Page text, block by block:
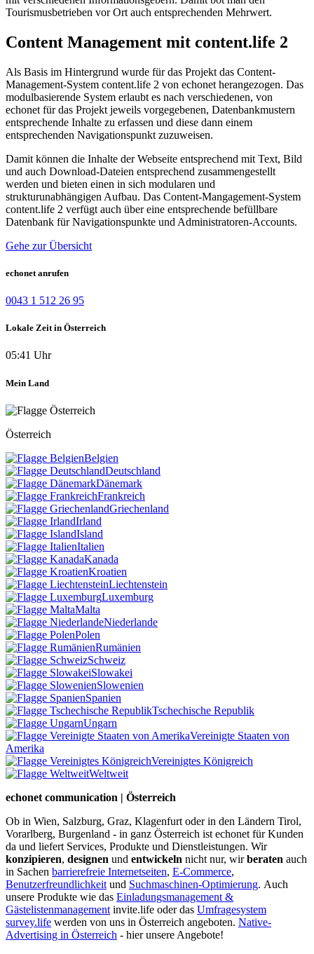
Tourismusbetrieben vor Ort auch entsprechenden Mehrwert.
Content Management mit content.life 2
Als Basis im Hintergrund wurde für das Projekt das Content-
Management-System content.life 2 von echonet herangezogen. Das
modulbasierende System erlaubt es nach verschiedenen, von
echonet für das Projekt jeweils vorgegebenen, Datenbankmustern
entsprechende Inhalte zu erfassen und diese dann einem
entsprechenden Navigationspunkt zuzuweisen.
Damit können die Inhalte der Webseite entsprechend mit Text, Bild
und auch Download-Dateien entsprechend zusammengestellt
werden und bieten einen in sich modularen und
strukturunabhängigen Aufbau. Das Content-Mangagement-System
content.life 2 verfügt auch über eine entsprechende befüllbare
Datenbank für Navigationspunkte und Administratoren-Accounts.
Gehe zur Übersicht
echonet anrufen
0043 1 512 26 95
Lokale Zeit in Österreich
05:41 Uhr
Mein Land
Österreich
Belgien
Deutschland
Dänemark
Frankreich
Griechenland
Irland
Island
Italien
Kanada
Kroatien
Liechtenstein
Luxemburg
Malta
Niederlande
Polen
Rumänien
Schweiz
Slowakei
Slowenien
Spanien
Tschechische Republik
Ungarn
Vereinigte Staaten von
Amerika
Vereinigtes Königreich
Weltweit
echonet communication | Österreich
Ob in Wien, Salzburg, Graz, Klagenfurt oder in den Ländern Tirol,
Vorarlberg, Burgenland - in ganz Österreich ist echonet für Kunden
da und liefert Services, Produkte und Dienstleistungen. Wir
konzipieren, designen und entwickeln nicht nur, wirberaten auch
in Sachen barrierefreie Internetseiten, E-Commerce,
Benutzerfreundlichkeit und Suchmaschinen-Optimierung. Auch
unsere Produkte wie das Einladungsmanagement &
Gästelistenmanagement invite.life oder das Umfragesystem
survey.life werden von uns in Österreich angeboten. Native-
Advertising in Österreich - hier unsere Angebote!